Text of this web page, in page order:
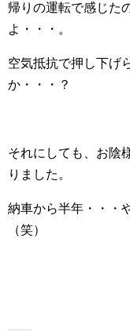
帰りの運転で感じた
よ・・・。
空気抵抗で押し下
か・・・？
それにしても、お陰
りました。
納車から半年・・・
（笑）